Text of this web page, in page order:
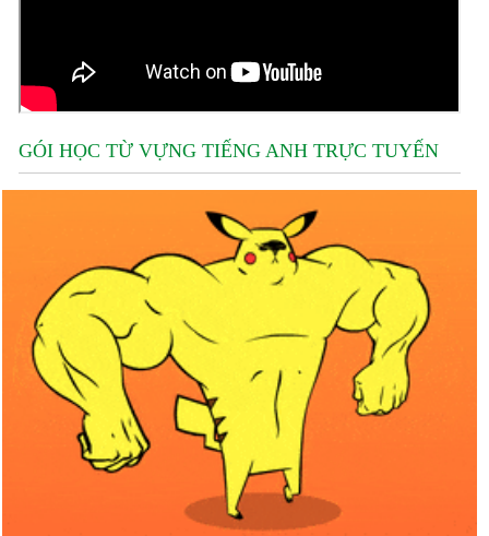
GÓI HỌC TỪ VỰNG TIẾNG ANH TRỰC TUYẾN